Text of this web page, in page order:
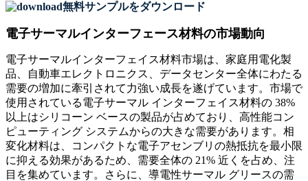
無料サンプルをダウンロード
電子サーマルインターフェース材料の市場動向
電子サーマルインターフェイス材料市場は、家庭用電化製
品、自動車エレクトロニクス、データセンター全体にわたる
需要の増加に牽引されて力強い成長を遂げています。市場で
使用されている電子サーマル インターフェイス材料の 38%
以上はシリコーン ベースの製品が占めており、高性能コン
ピューティング システムからの大きな需要があります。相
変化材料は、コンパクトな電子アセンブリの熱抵抗を最小限
に抑える効果があるため、需要全体の 21% 近くを占め、注
目を集めています。さらに、導電性サーマル グリースの需